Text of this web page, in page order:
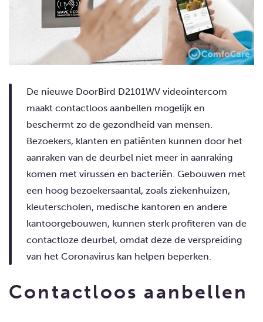
De nieuwe DoorBird D2101WV videointercom
maakt contactloos aanbellen mogelijk en
beschermt zo de gezondheid van mensen.
Bezoekers, klanten en patiënten kunnen door het
aanraken van de deurbel niet meer in aanraking
komen met virussen en bacteriën. Gebouwen met
een hoog bezoekersaantal, zoals ziekenhuizen,
kleuterscholen, medische kantoren en andere
kantoorgebouwen, kunnen sterk profiteren van de
contactloze deurbel, omdat deze de verspreiding
van het Coronavirus kan helpen beperken.
Contactloos aanbellen